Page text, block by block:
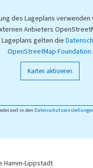
des Lageplans
Anbieters
gelten die
OpenStreetMap Foundation.
Karten aktivieren
in den
Hamm-Lippstadt